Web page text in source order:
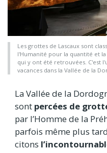
Les grottes de Lascaux sont
l'Humanité pour la quantité et
qui y ont été retrouvées. C'est
vacances dans la Vallée de la
La Vallée de la
sont percées de
par l’Homme de la
parfois même plus
citons